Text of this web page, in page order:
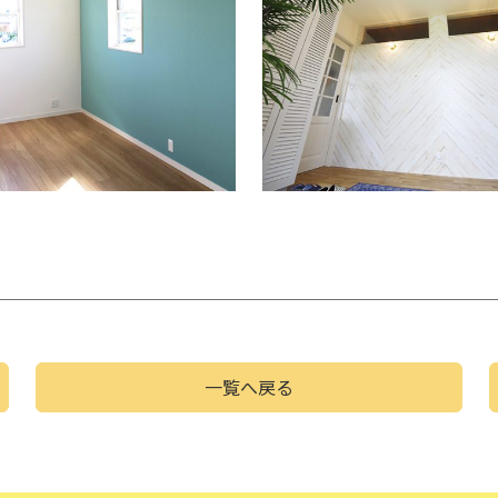
一覧へ戻る